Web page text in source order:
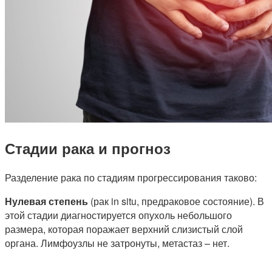
Стадии рака и прогноз
Разделение рака по стадиям прогрессирования таково:
Нулевая степень (рак in situ, предраковое состояние). В
этой стадии диагностируется опухоль небольшого
размера, которая поражает верхний слизистый слой
органа. Лимфоузлы не затронуты, метастаз – нет.